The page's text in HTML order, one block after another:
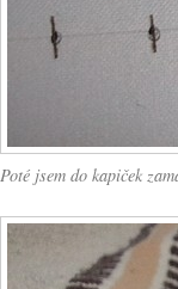
Poté jsem do kapiček